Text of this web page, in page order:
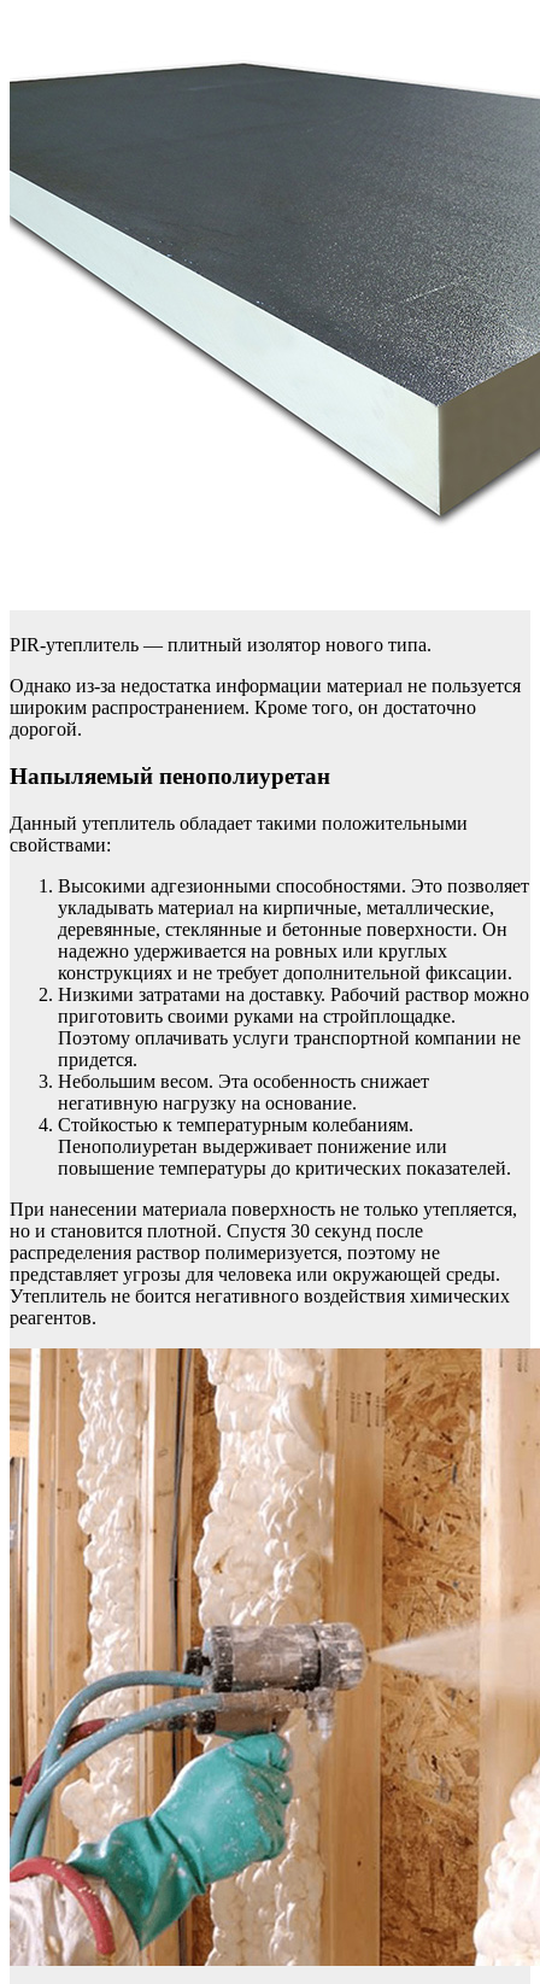
PIR-утеплитель — плитный изолятор нового типа.
Однако из-за недостатка информации материал не пользуется
широким распространением. Кроме того, он достаточно
дорогой.
Напыляемый пенополиуретан
Данный утеплитель обладает такими положительными
свойствами:
Высокими адгезионными способностями. Это позволяет
укладывать материал на кирпичные, металлические,
деревянные, стеклянные и бетонные поверхности. Он
надежно удерживается на ровных или круглых
конструкциях и не требует дополнительной фиксации.
Низкими затратами на доставку. Рабочий раствор можно
приготовить своими руками на стройплощадке.
Поэтому оплачивать услуги транспортной компании не
придется.
Небольшим весом. Эта особенность снижает
негативную нагрузку на основание.
Стойкостью к температурным колебаниям.
Пенополиуретан выдерживает понижение или
повышение температуры до критических показателей.
При нанесении материала поверхность не только утепляется,
но и становится плотной. Спустя 30 секунд после
распределения раствор полимеризуется, поэтому не
представляет угрозы для человека или окружающей среды.
Утеплитель не боится негативного воздействия химических
реагентов.